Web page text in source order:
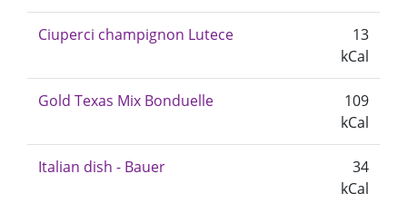
Ciuperci champignon Lutece
13
kCal
Gold Texas Mix Bonduelle
109
kCal
Italian dish - Bauer
34
kCal